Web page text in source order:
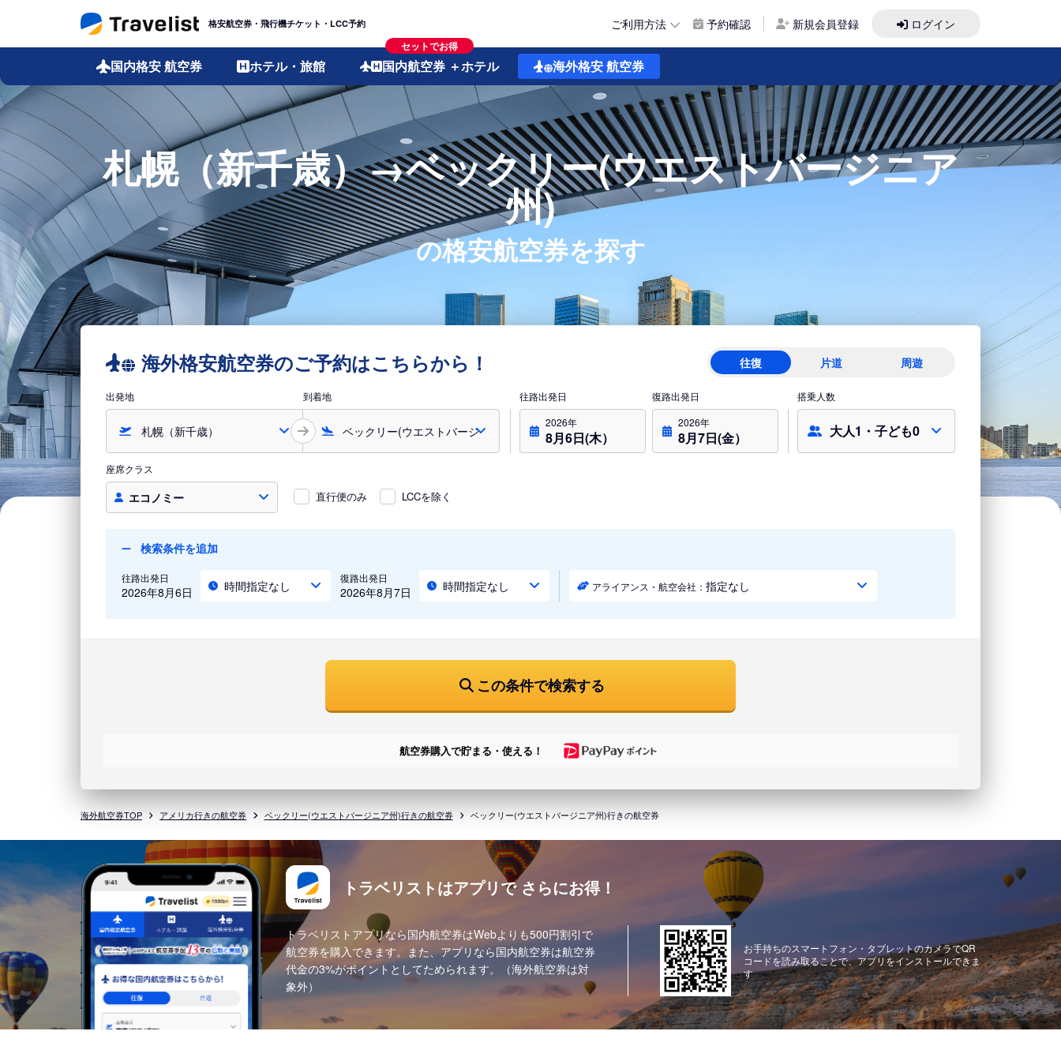
格安航空券・飛行機チケット・LCC予約 ご利用方法 予約確認 新規会員登録 ログイン
国内格安航空券 ホテル・旅館
セットでお得
国内航空券 ＋ホテル 海外格安航空券
札幌（新千歳）→ベックリー(ウエストバージニア
州)
の格安航空券を探す
海外格安航空券のご予約はこちらから！ 往復 片道 周遊
出発地 到着地
往路出発日
2026年
8月6日(木）
復路出発日
2026年
8月7日(金）
搭乗人数
大人1・子ども0
座席クラス
エコノミー 直行便のみ LCCを除く
検索条件を追加
往路出発日
2026年8月6日 時間指定なし
復路出発日
2026年8月7日 時間指定なし アライアンス・航空会社： 指定なし
この条件で検索する
航空券購入で貯まる・使える！
海外航空券TOP アメリカ行きの航空券 ベックリー(ウエストバージニア州)行きの航空券 ベックリー(ウエストバージニア州)行きの航空券
トラベリストはアプリで さらにお得！
トラベリストアプリなら国内航空券はWebよりも500円割引で
航空券を購入できます。また、アプリなら国内航空券は航空券
代金の3%がポイントとしてためられます。（海外航空券は対
象外）
お手持ちのスマートフォン・タブレットのカメラでQR
コードを読み取ることで、アプリをインストールできま
す